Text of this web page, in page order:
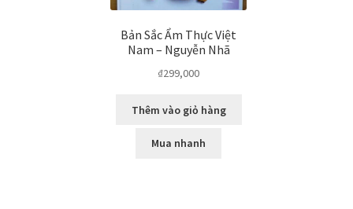
Bản Sắc Ẩm Thực Việt
Nam – Nguyễn Nhã
₫299,000
Thêm vào giỏ hàng
Mua nhanh